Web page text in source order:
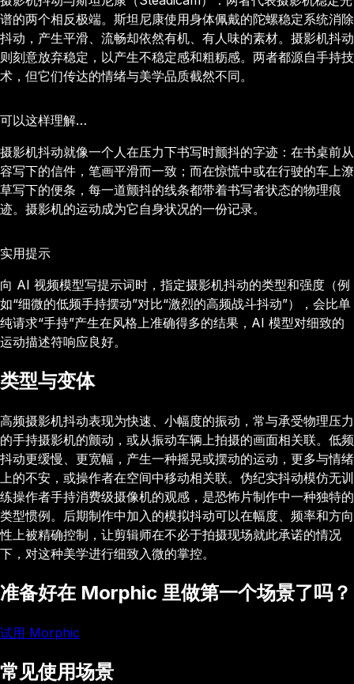
谱的两个相反极端。斯坦尼康使用身体佩戴的陀螺稳定系统消除
抖动，产生平滑、流畅却依然有机、有人味的素材。摄影机抖动
则刻意放弃稳定，以产生不稳定感和粗粝感。两者都源自手持技
术，但它们传达的情绪与美学品质截然不同。
可以这样理解…
摄影机抖动就像一个人在压力下书写时颤抖的字迹：在书桌前从
容写下的信件，笔画平滑而一致；而在惊慌中或在行驶的车上潦
草写下的便条，每一道颤抖的线条都带着书写者状态的物理痕
迹。摄影机的运动成为它自身状况的一份记录。
实用提示
向 AI 视频模型写提示词时，指定摄影机抖动的类型和强度（例
如“细微的低频手持摆动”对比“激烈的高频战斗抖动”），会比单
纯请求“手持”产生在风格上准确得多的结果，AI 模型对细致的
运动描述符响应良好。
类型与变体
高频摄影机抖动表现为快速、小幅度的振动，常与承受物理压力
的手持摄影机的颤动，或从振动车辆上拍摄的画面相关联。低频
抖动更缓慢、更宽幅，产生一种摇晃或摆动的运动，更多与情绪
上的不安，或操作者在空间中移动相关联。伪纪实抖动模仿无训
练操作者手持消费级摄像机的观感，是恐怖片制作中一种独特的
类型惯例。后期制作中加入的模拟抖动可以在幅度、频率和方向
性上被精确控制，让剪辑师在不必于拍摄现场就此承诺的情况
下，对这种美学进行细致入微的掌控。
准备好在 Morphic 里做第一个场景了吗？
试用 Morphic
常见使用场景